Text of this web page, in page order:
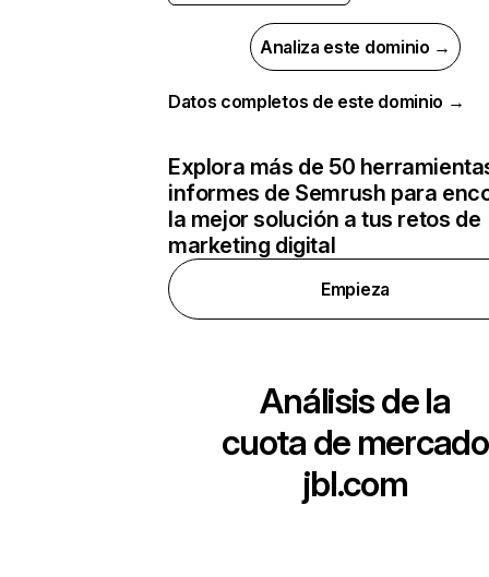
Analiza este dominio →
Datos completos de este dominio →
Explora más de 50
informes de Semrush para
la mejor solución a tus retos de
marketing digital
Empieza
Análisis de la
cuota de mercado
jbl.com